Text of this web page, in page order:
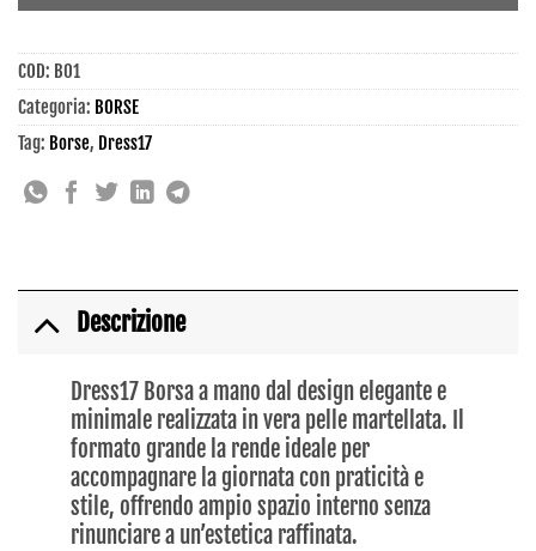
COD: B01
Categoria: BORSE
Tag: Borse, Dress17
Descrizione
Dress17 Borsa a mano dal design elegante e
minimale realizzata in vera pelle martellata. Il
formato grande la rende ideale per
accompagnare la giornata con praticità e
stile, offrendo ampio spazio interno senza
rinunciare a un’estetica raffinata.